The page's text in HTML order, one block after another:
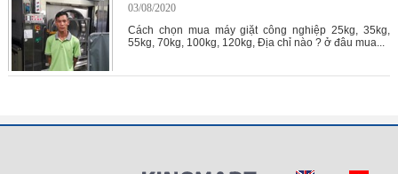
03/08/2020
Cách chọn mua máy giặt công nghiệp 25kg, 35kg,
55kg, 70kg, 100kg, 120kg, Địa chỉ nào ? ở đâu mua...